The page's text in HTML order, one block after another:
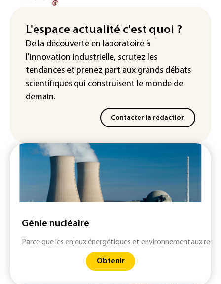
La production française de maïs
"Retour en force" progressif de la
chaleur dans les prochains jours en
France
L'espace actualité c'est quoi ?
De la découverte en laboratoire à
l'innovation industrielle, scrutez les
tendances et prenez part aux grands débats
scientifiques qui construisent le monde de
demain.
Contacter la rédaction
Génie nucléaire
Parce que les enjeux énergétiques et environnementaux
Obtenir